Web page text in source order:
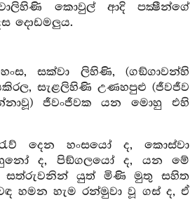
කොවුල් ආදි පක්‍ෂීන්ගේ
දොඩමලුය.
සක්වා ලිහිණි, (ගඞ්ගාවන්හි
සැළලිහිණි උණහපුළු (ජීවජීව
ජීවංජීවක යන මොහු එහි
රැව් දෙන හංසයෝ ද, කොස්වා
ද, පිඞ්ගලයෝ ද, යන මේ
සත්රුවනින් යුත් මිණි මුතු සහිත
හමන හැම රන්මුවා වූ ගස් ද, ඒ